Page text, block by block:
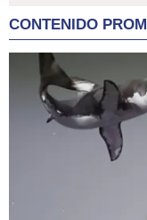
CONTENIDO